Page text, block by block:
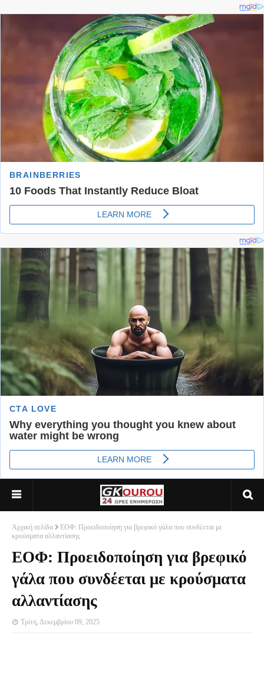
Αρχική σελίδα
ΕΟΦ: Προειδοποίηση για βρεφικό γάλα που συνδέεται με
κρούσματα αλλαντίασης
ΕΟΦ: Προειδοποίηση για βρεφικό
γάλα που συνδέεται με κρούσματα
αλλαντίασης
Τρίτη, Δεκεμβρίου 09, 2025